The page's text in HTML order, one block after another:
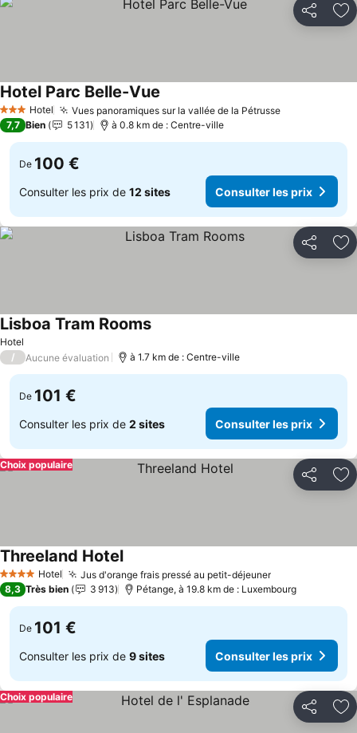
Partager
3 ÉtoilesHotel Vues panoramiques sur la vallée de la PétrusseConsulter
Hotel Parc Belle-Vue
7,7 Bien 5 131 à 0.8 km de : Centre-ville
De 100 €
Consulter les prix de 12 sites Consulter les prix
Partager
Hotel
Lisboa Tram RoomsConsulter les prix
/ Aucune évaluation à 1.7 km de : Centre-ville
De 101 €
Consulter les prix de 2 sites Consulter les prix
Partager
Choix populaire
4 Étoiles Hotel Jus d'orange frais pressé au petit-déjeunerConsulter les
Threeland HotelConsulter les prix
8,3 Très bien 3 913 Pétange, à 19.8 km de : Luxembourg
De 101 €
Consulter les prix de 9 sites Consulter les prix
Partager
Choix populaire